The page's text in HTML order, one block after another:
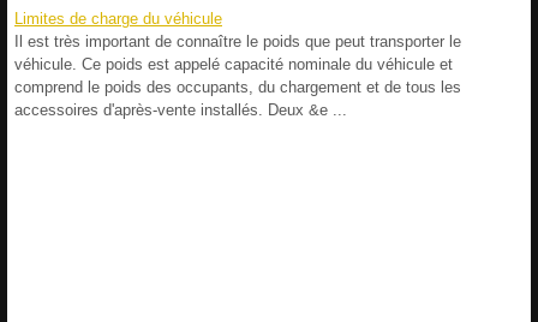
Limites de charge du véhicule
Il est très important de connaître le poids que peut transporter le
véhicule. Ce poids est appelé capacité nominale du véhicule et
comprend le poids des occupants, du chargement et de tous les
accessoires d'après-vente installés. Deux &e ...